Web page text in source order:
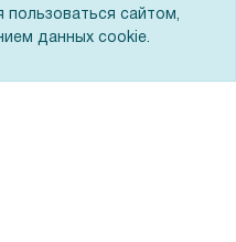
сайтом,
данных cookie.